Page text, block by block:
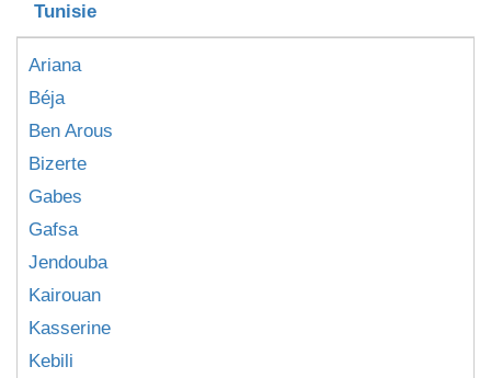
Tunisie
Ariana
Béja
Ben Arous
Bizerte
Gabes
Gafsa
Jendouba
Kairouan
Kasserine
Kebili